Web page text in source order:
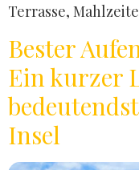
Terrasse,
Bester
Ein kurzer
Insel